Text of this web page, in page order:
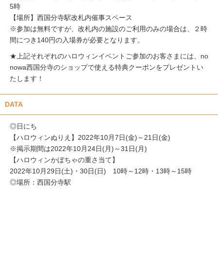
5時
【場所】西国分寺駅改札内催事スペース
※参加は無料ですが、改札内の施設のご利用のみの場合は、２時
間につき 140円の入場券が必要となります。
★上記それぞれのハロウィンイベントご参加のお客さまには、no
nowa西国分寺のショップで使える特典クーポンをプレゼントい
たします！
DATA
◎日にち
【ハロウィンぬりえ】2022年10月7日(金)～21日(金)
※掲示期間は2022年10月24日(月)～31日(月)
【ハロウィンかぼちゃの重さ当て】
2022年10月29日(土)・30日(日) 10時～12時・13時～15時
◎場所：西国分寺駅